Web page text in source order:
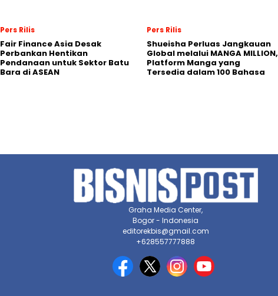
Pers Rilis
Fair Finance Asia Desak
Perbankan Hentikan
Pendanaan untuk Sektor Batu
Bara di ASEAN
Pers Rilis
Shueisha Perluas Jangkauan
Global melalui MANGA MILLION,
Platform Manga yang
Tersedia dalam 100 Bahasa
Graha Media Center,
Bogor - Indonesia
editorekbis@gmail.com
+628557777888